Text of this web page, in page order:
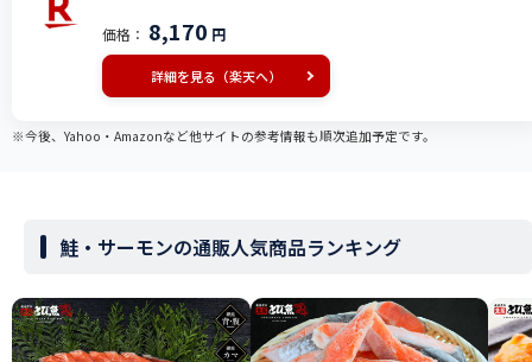
身 限定 楽天 通販 価格 特価 販売 お土産
価格： 8,170 円
詳細を見る（楽天へ）
※今後、Yahoo・Amazonなど他サイトの参考情報も順次追加予定です。
鮭・サーモンの通販人気商品ランキング